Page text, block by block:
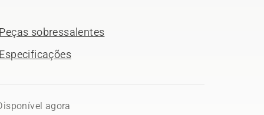
Peças sobressalentes
Especificações
agora